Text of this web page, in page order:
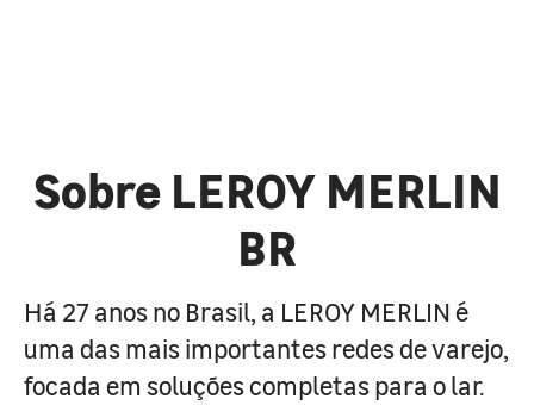
Sobre LEROY MERLIN
BR
Há 27 anos no Brasil, a LEROY MERLIN é
uma das mais importantes redes de varejo,
focada em soluções completas para o lar.